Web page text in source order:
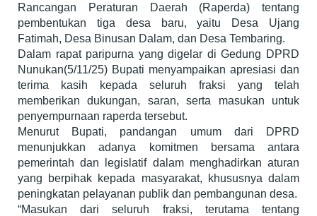
Rancangan Peraturan Daerah (Raperda) tentang
pembentukan tiga desa baru, yaitu Desa Ujang
Fatimah, Desa Binusan Dalam, dan Desa Tembaring.
Dalam rapat paripurna yang digelar di Gedung DPRD
Nunukan(5/11/25) Bupati menyampaikan apresiasi dan
terima kasih kepada seluruh fraksi yang telah
memberikan dukungan, saran, serta masukan untuk
penyempurnaan raperda tersebut.
Menurut Bupati, pandangan umum dari DPRD
menunjukkan adanya komitmen bersama antara
pemerintah dan legislatif dalam menghadirkan aturan
yang berpihak kepada masyarakat, khususnya dalam
peningkatan pelayanan publik dan pembangunan desa.
“Masukan dari seluruh fraksi, terutama tentang